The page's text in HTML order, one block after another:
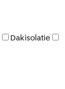
Dakisolatie